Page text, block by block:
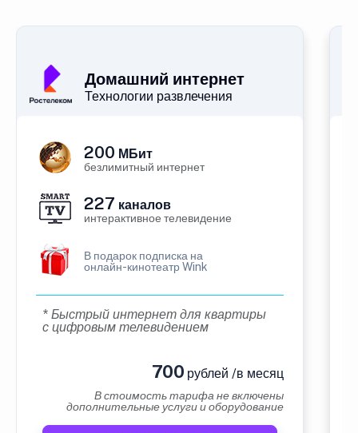
Домашний интернет
Технологии развлечения
200 МБит
безлимитный интернет
227 каналов
интерактивное телевидение
В подарок подписка на
онлайн-кинотеатр Wink
* Быстрый интернет для квартиры
с цифровым телевидением
700 рублей /в месяц
В стоимость тарифа не включены
дополнительные услуги и оборудование